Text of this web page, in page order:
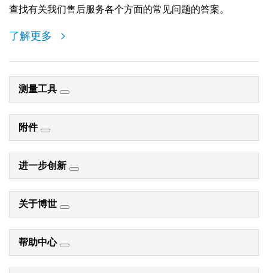
查找有关我们售后服务各个方面的常见问题的答案。
了解更多
测量工具
附件
进一步创新
关于博世
帮助中心